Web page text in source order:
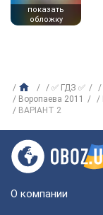
показать
обложку
✅ ГДЗ ✅
Воропаева 2011
ВАРІАНТ 2
О компании